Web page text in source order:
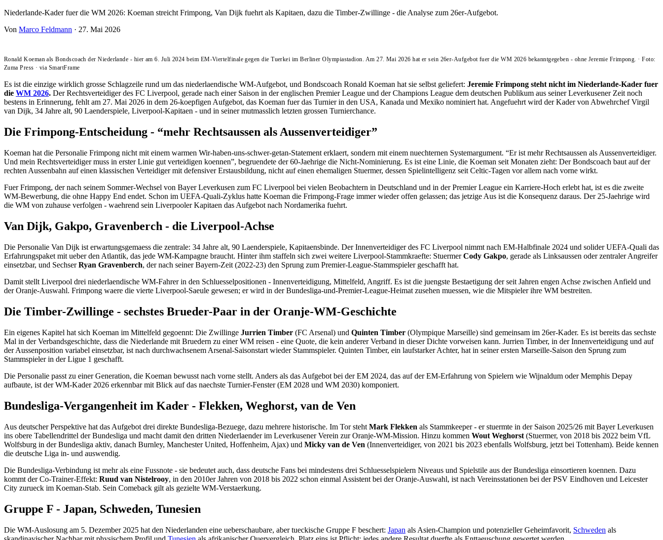
Niederlande-Kader fuer die WM 2026: Koeman streicht Frimpong, Van Dijk fuehrt als Kapitaen, dazu die Timber-Zwillinge - die Analyse zum 26er-Aufgebot.
Von Marco Feldmann · 27. Mai 2026
Ronald Koeman als Bondscoach der Niederlande - hier am 6. Juli 2024 beim EM-Viertelfinale gegen die Tuerkei im Berliner Olympiastadion. Am 27. Mai 2026 hat er sein 26er-Aufgebot fuer die WM 2026 bekanntgegeben - ohne Jeremie Frimpong. ·Foto:
Zuma Press · via SmartFrame
Es ist die einzige wirklich grosse Schlagzeile rund um das niederlaendische WM-Aufgebot, und Bondscoach Ronald Koeman hat sie selbst geliefert: Jeremie Frimpong steht nicht im Niederlande-Kader fuer
die WM 2026. Der Rechtsverteidiger des FC Liverpool, gerade nach einer Saison in der englischen Premier League und der Champions League dem deutschen Publikum aus seiner Leverkusener Zeit noch
bestens in Erinnerung, fehlt am 27. Mai 2026 in dem 26-koepfigen Aufgebot, das Koeman fuer das Turnier in den USA, Kanada und Mexiko nominiert hat. Angefuehrt wird der Kader von Abwehrchef Virgil
van Dijk, 34 Jahre alt, 90 Laenderspiele, Liverpool-Kapitaen - und in seiner mutmasslich letzten grossen Turnierchance.
Die Frimpong-Entscheidung - “mehr Rechtsaussen als Aussenverteidiger”
Koeman hat die Personalie Frimpong nicht mit einem warmen Wir-haben-uns-schwer-getan-Statement erklaert, sondern mit einem nuechternen Systemargument. “Er ist mehr Rechtsaussen als Aussenverteidiger.
Und mein Rechtsverteidiger muss in erster Linie gut verteidigen koennen”, begruendete der 60-Jaehrige die Nicht-Nominierung. Es ist eine Linie, die Koeman seit Monaten zieht: Der Bondscoach baut auf der
rechten Aussenbahn auf einen klassischen Verteidiger mit defensiver Erstausbildung, nicht auf einen ehemaligen Stuermer, dessen Spielintelligenz seit Celtic-Tagen vor allem nach vorne wirkt.
Fuer Frimpong, der nach seinem Sommer-Wechsel von Bayer Leverkusen zum FC Liverpool bei vielen Beobachtern in Deutschland und in der Premier League ein Karriere-Hoch erlebt hat, ist es die zweite
WM-Bewerbung, die ohne Happy End endet. Schon im UEFA-Quali-Zyklus hatte Koeman die Frimpong-Frage immer wieder offen gelassen; das jetzige Aus ist die Konsequenz daraus. Der 25-Jaehrige wird
die WM von zuhause verfolgen - waehrend sein Liverpooler Kapitaen das Aufgebot nach Nordamerika fuehrt.
Van Dijk, Gakpo, Gravenberch - die Liverpool-Achse
Die Personalie Van Dijk ist erwartungsgemaess die zentrale: 34 Jahre alt, 90 Laenderspiele, Kapitaensbinde. Der Innenverteidiger des FC Liverpool nimmt nach EM-Halbfinale 2024 und solider UEFA-Quali das
Erfahrungspaket mit ueber den Atlantik, das jede WM-Kampagne braucht. Hinter ihm staffeln sich zwei weitere Liverpool-Stammkraefte: StuermerCody Gakpo, gerade als Linksaussen oder zentraler Angreifer
einsetzbar, und SechserRyan Gravenberch, der nach seiner Bayern-Zeit (2022-23) den Sprung zum Premier-League-Stammspieler geschafft hat.
Damit stellt Liverpool drei niederlaendische WM-Fahrer in den Schluesselpositionen - Innenverteidigung, Mittelfeld, Angriff. Es ist die juengste Bestaetigung der seit Jahren engen Achse zwischen Anfield und
der Oranje-Auswahl. Frimpong waere die vierte Liverpool-Saeule gewesen; er wird in der Bundesliga-und-Premier-League-Heimat zusehen muessen, wie die Mitspieler ihre WM bestreiten.
Die Timber-Zwillinge - sechstes Brueder-Paar in der Oranje-WM-Geschichte
Ein eigenes Kapitel hat sich Koeman im Mittelfeld gegoennt: Die Zwillinge Jurrien Timber (FC Arsenal) und Quinten Timber (Olympique Marseille) sind gemeinsam im 26er-Kader. Es ist bereits das sechste
Mal in der Verbandsgeschichte, dass die Niederlande mit Bruedern zu einer WM reisen - eine Quote, die kein anderer Verband in dieser Dichte vorweisen kann. Jurrien Timber, in der Innenverteidigung und auf
der Aussenposition variabel einsetzbar, ist nach durchwachsenem Arsenal-Saisonstart wieder Stammspieler. Quinten Timber, ein laufstarker Achter, hat in seiner ersten Marseille-Saison den Sprung zum
Stammspieler in der Ligue 1 geschafft.
Die Personalie passt zu einer Generation, die Koeman bewusst nach vorne stellt. Anders als das Aufgebot bei der EM 2024, das auf der EM-Erfahrung von Spielern wie Wijnaldum oder Memphis Depay
aufbaute, ist der WM-Kader 2026 erkennbar mit Blick auf das naechste Turnier-Fenster (EM 2028 und WM 2030) komponiert.
Bundesliga-Vergangenheit im Kader - Flekken, Weghorst, van de Ven
Aus deutscher Perspektive hat das Aufgebot drei direkte Bundesliga-Bezuege, dazu mehrere historische. Im Tor steht Mark Flekken als Stammkeeper - er stuermte in der Saison 2025/26 mit Bayer Leverkusen
ins obere Tabellendrittel der Bundesliga und macht damit den dritten Niederlaender im Leverkusener Verein zur Oranje-WM-Mission. Hinzu kommen Wout Weghorst (Stuermer, von 2018 bis 2022 beim VfL
Wolfsburg in der Bundesliga aktiv, danach Burnley, Manchester United, Hoffenheim, Ajax) und Micky van de Ven (Innenverteidiger, von 2021 bis 2023 ebenfalls Wolfsburg, jetzt bei Tottenham). Beide kennen
die deutsche Liga in- und auswendig.
Die Bundesliga-Verbindung ist mehr als eine Fussnote - sie bedeutet auch, dass deutsche Fans bei mindestens drei Schluesselspielern Niveaus und Spielstile aus der Bundesliga einsortieren koennen. Dazu
kommt der Co-Trainer-Effekt: Ruud van Nistelrooy, in den 2010er Jahren von 2018 bis 2022 schon einmal Assistent bei der Oranje-Auswahl, ist nach Vereinsstationen bei der PSV Eindhoven und Leicester
City zurueck im Koeman-Stab. Sein Comeback gilt als gezielte WM-Verstaerkung.
Gruppe F - Japan, Schweden, Tunesien
Die WM-Auslosung am 5. Dezember 2025 hat den Niederlanden eine ueberschaubare, aber tueckische Gruppe F beschert: Japan als Asien-Champion und potenzieller Geheimfavorit, Schweden als